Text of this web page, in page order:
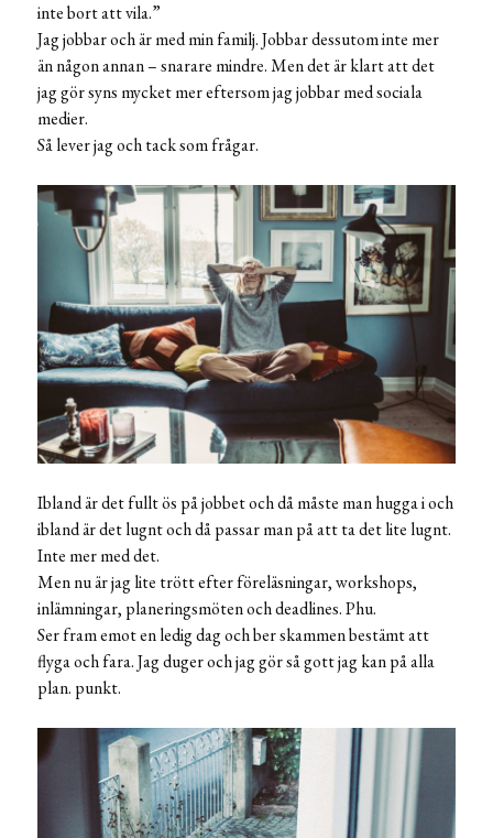
inte bort att vila.”
Jag jobbar och är med min familj. Jobbar dessutom inte mer
än någon annan – snarare mindre. Men det är klart att det
jag gör syns mycket mer eftersom jag jobbar med sociala
medier.
Så lever jag och tack som frågar.
Ibland är det fullt ös på jobbet och då måste man hugga i och
ibland är det lugnt och då passar man på att ta det lite lugnt.
Inte mer med det.
Men nu är jag lite trött efter föreläsningar, workshops,
inlämningar, planeringsmöten och deadlines. Phu.
Ser fram emot en ledig dag och ber skammen bestämt att
flyga och fara. Jag duger och jag gör så gott jag kan på alla
plan. punkt.